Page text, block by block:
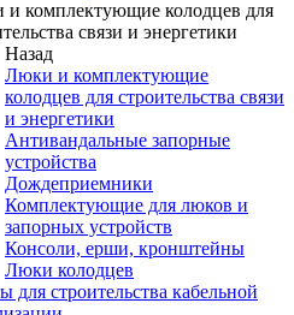
комплектующие колодцев для
связи и энергетики
Назад
Люки и комплектующие
колодцев для строительства связи
и энергетики
Антивандальные запорные
устройства
Дождеприемники
Комплектующие для люков и
запорных устройств
Консоли, ерши, кронштейны
Люки колодцев
для строительства кабельной